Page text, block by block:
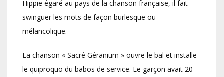
Hippie égaré au pays de la chanson française, il fait
swinguer les mots de façon burlesque ou
mélancolique.
La chanson « Sacré Géranium » ouvre le bal et installe
le quiproquo du babos de service. Le garçon avait 20